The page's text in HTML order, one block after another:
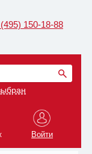
150-18-88
Войти